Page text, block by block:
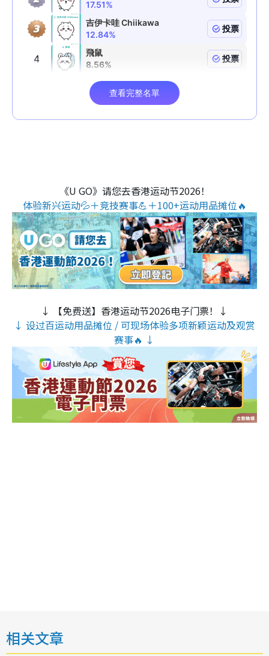
《U GO》请您去香港运动节2026！
体验新兴运动💦＋竞技赛事💪＋100+运动用品摊位🔥
↓ 【免费送】香港运动节2026电子门票！↓
↓ 设过百运动用品摊位 / 可现场体验多项新颖运动及观赏
赛事🔥 ↓
相关文章